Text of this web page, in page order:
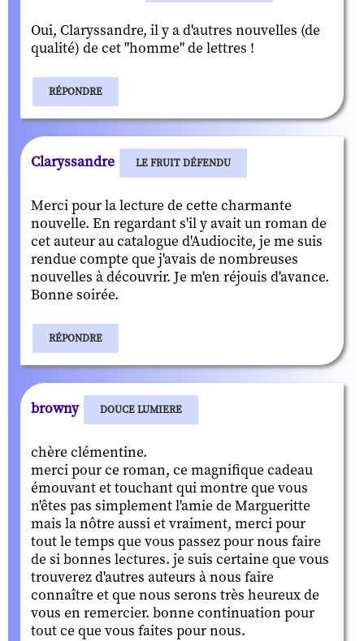
Oui, Claryssandre, il y a d'autres nouvelles (de
qualité) de cet "homme" de lettres !
RÉPONDRE
Claryssandre LE FRUIT DÉFENDU
Merci pour la lecture de cette charmante
nouvelle. En regardant s'il y avait un roman de
cet auteur au catalogue d'Audiocite, je me suis
rendue compte que j'avais de nombreuses
nouvelles à découvrir. Je m'en réjouis d'avance.
Bonne soirée.
RÉPONDRE
browny DOUCE LUMIERE
chère clémentine.
merci pour ce roman, ce magnifique cadeau
émouvant et touchant qui montre que vous
n'êtes pas simplement l'amie de Margueritte
mais la nôtre aussi et vraiment, merci pour
tout le temps que vous passez pour nous faire
de si bonnes lectures. je suis certaine que vous
trouverez d'autres auteurs à nous faire
connaître et que nous serons très heureux de
vous en remercier. bonne continuation pour
tout ce que vous faites pour nous.